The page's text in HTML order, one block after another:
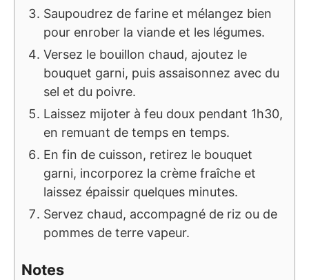
Saupoudrez de farine et mélangez bien
pour enrober la viande et les légumes.
Versez le bouillon chaud, ajoutez le
bouquet garni, puis assaisonnez avec du
sel et du poivre.
Laissez mijoter à feu doux pendant 1h30,
en remuant de temps en temps.
En fin de cuisson, retirez le bouquet
garni, incorporez la crème fraîche et
laissez épaissir quelques minutes.
Servez chaud, accompagné de riz ou de
pommes de terre vapeur.
Notes